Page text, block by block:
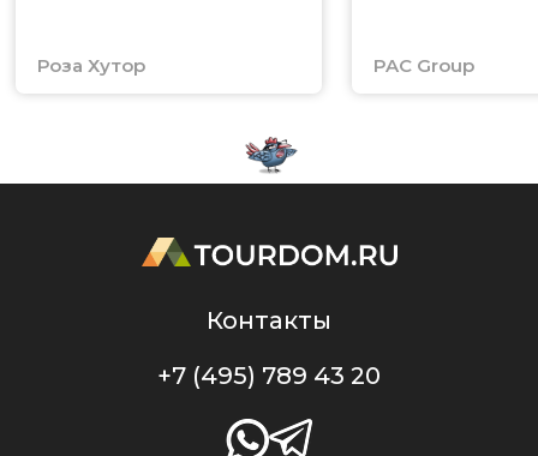
Роза Хутор PAC Group
Контакты
+7 (495) 789 43 20